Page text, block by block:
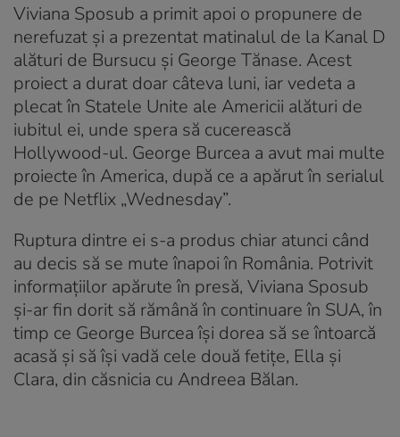
Viviana Sposub a primit apoi o propunere de
nerefuzat și a prezentat matinalul de la Kanal D
alături de Bursucu și George Tănase. Acest
proiect a durat doar câteva luni, iar vedeta a
plecat în Statele Unite ale Americii alături de
iubitul ei, unde spera să cucerească
Hollywood-ul. George Burcea a avut mai multe
proiecte în America, după ce a apărut în serialul
de pe Netflix „Wednesday”.
Ruptura dintre ei s-a produs chiar atunci când
au decis să se mute înapoi în România. Potrivit
informațiilor apărute în presă, Viviana Sposub
și-ar fin dorit să rămână în continuare în SUA, în
timp ce George Burcea își dorea să se întoarcă
acasă și să își vadă cele două fetițe, Ella și
Clara, din căsnicia cu Andreea Bălan.